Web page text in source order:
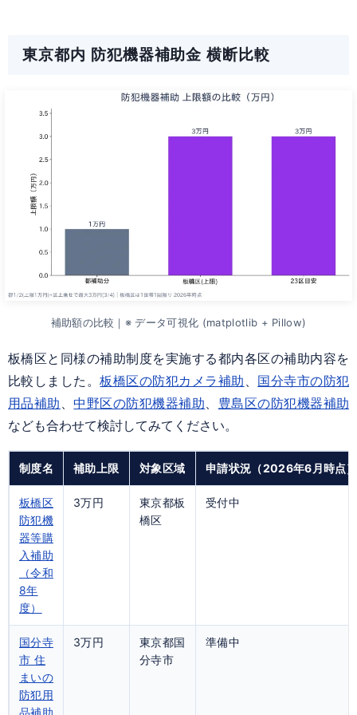
東京都内 防犯機器補助金 横断比較
補助額の比較｜※ データ可視化 (matplotlib + Pillow)
板橋区と同様の補助制度を実施する都内各区の補助内容を
比較しました。板橋区の防犯カメラ補助 、 国分寺市の防犯
用品補助 、中野区の防犯機器補助、 豊島区の防犯機器補助
なども合わせて検討してみてください。
制度名 補助上限 対象区域 申請状況（2026年6月時点）
板橋区
防犯機
器等購
入補助
（令和
8年
度）
3万円
東京都板
橋区
受付中
国分寺
市 住
まいの
防犯用
品補助
3万円
東京都国
分寺市
準備中